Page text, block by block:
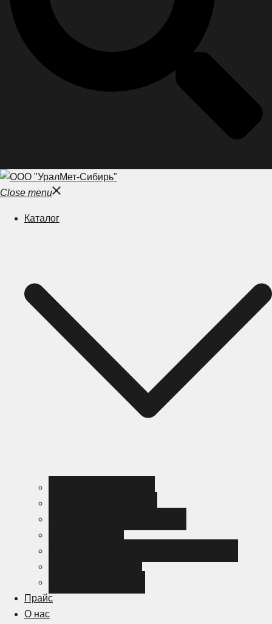
Close menu
Каталог
Прайс
О нас